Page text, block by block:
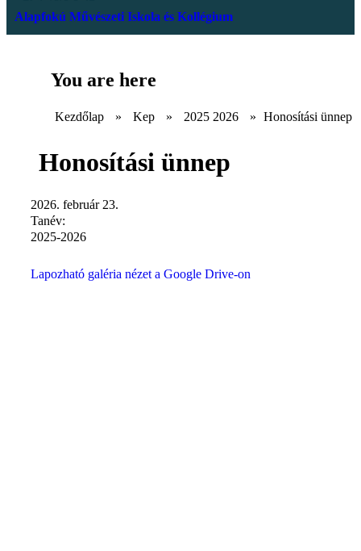
Alapfokú Művészeti Iskola és Kollégium
You are here
Kezdőlap » Kep » 2025 2026 » Honosítási ünnep
Honosítási ünnep
2026. február 23.
Tanév:
2025-2026
Lapozható galéria nézet a Google Drive-on